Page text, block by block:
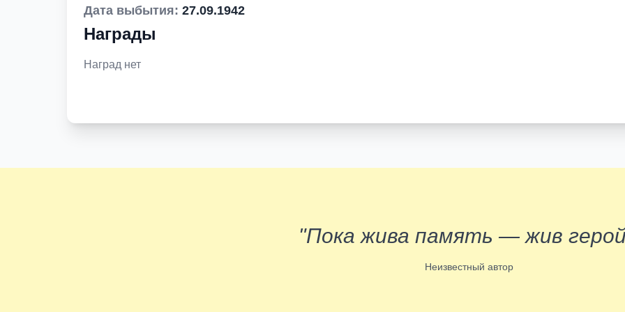
Дата выбытия: 27.09.1942
Награды
Наград нет
"Пока жива память — жив
Неизвестный автор